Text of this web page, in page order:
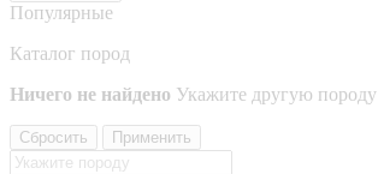
Популярные
Каталог пород
Ничего не найдено Укажите другую породу
Сбросить Применить